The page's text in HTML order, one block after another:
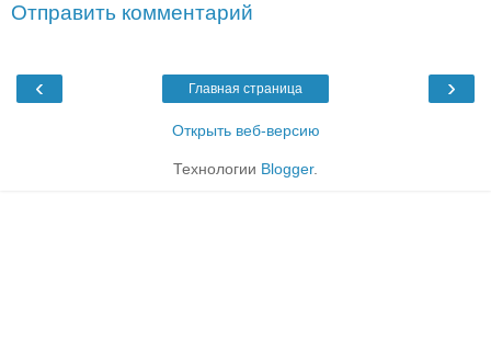
Отправить комментарий
‹ ›
Главная страница
Открыть веб-версию
Технологии Blogger.